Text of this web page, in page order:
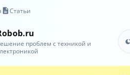
Статьи
проблем с техникой и